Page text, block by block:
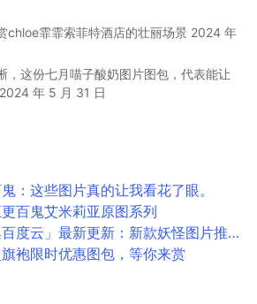
chloe霏霏索菲特酒店的壮丽场景 2024 年
，这份七月喵子酸奶图片图包，代表能让
2024 年 5 月 31 日
：这些图片真的让我看花了眼。
百鬼艾米莉亚原图系列
云」最新更新：新款妖怪图片推出超乎想象
袍限时优惠图包，等你来赏